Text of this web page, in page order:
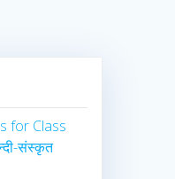
for Class
संस्कृत